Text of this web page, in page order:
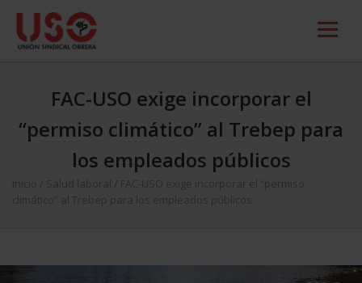
FAC-USO exige incorporar el
“permiso climático” al Trebep para
los empleados públicos
Inicio Salud laboral
FAC-USO exige incorporar el “permiso
climático” al Trebep para los empleados públicos